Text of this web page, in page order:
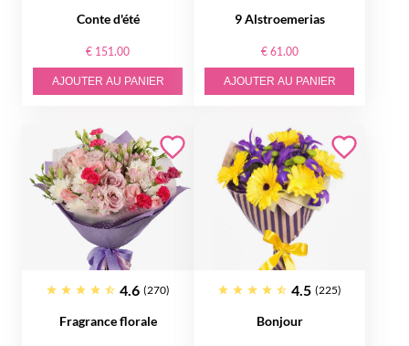
Conte d'été
€ 151.00
AJOUTER AU PANIER
9 Alstroemerias
€ 61.00
AJOUTER AU PANIER
4.6 (270)
Fragrance florale
4.5 (225)
Bonjour